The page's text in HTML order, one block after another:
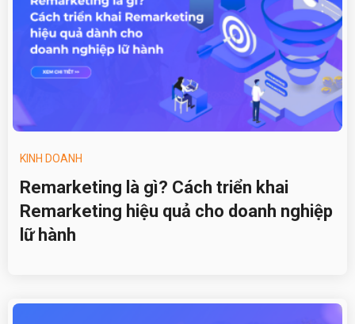
KINH DOANH
Remarketing là gì? Cách triển khai
Remarketing hiệu quả cho doanh nghiệp
lữ hành